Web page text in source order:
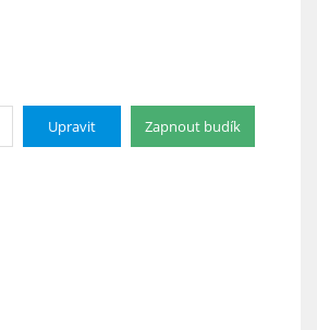
Upravit Zapnout budík